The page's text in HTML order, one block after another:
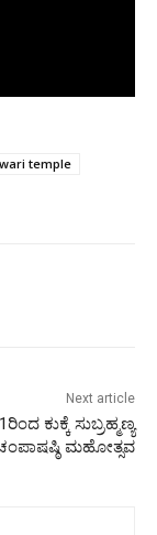
temple
Next article
ಕುಕ್ಕೆ ಸುಬ್ರಹ್ಮಣ್ಯ
ಮಹೋತ್ಸವ